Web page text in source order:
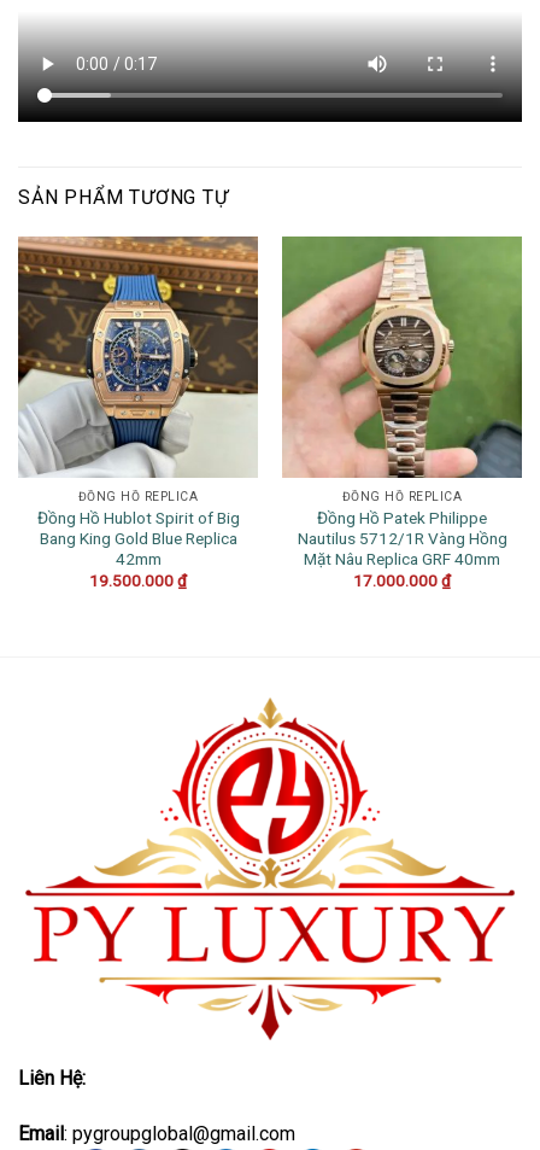
SẢN PHẨM TƯƠNG TỰ
ĐỒNG HỒ REPLICA
Đồng Hồ Hublot Spirit of Big
Bang King Gold Blue Replica
42mm
19.500.000₫
ĐỒNG HỒ REPLICA
Đồng Hồ Patek Philippe
Nautilus 5712/1R Vàng Hồng
Mặt Nâu Replica GRF 40mm
17.000.000₫
Liên Hệ:
Email: pygroupglobal@gmail.com